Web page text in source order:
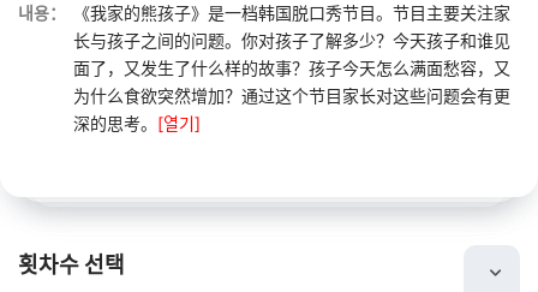
내용：
《我家的熊孩子》是一档韩国脱口秀节目。节目主要关注家
长与孩子之间的问题。你对孩子了解多少？今天孩子和谁见
面了，又发生了什么样的故事？孩子今天怎么满面愁容，又
为什么食欲突然增加？通过这个节目家长对这些问题会有更
深的思考。 [열기]
횟차수 선택